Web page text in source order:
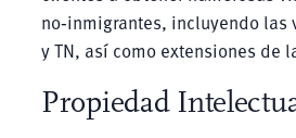
no‑inmigrantes, incluyendo las
y TN, así como extensiones de
Propiedad